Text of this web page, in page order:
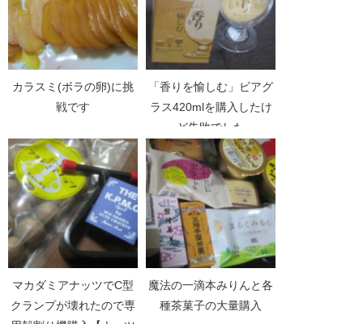
カラスミ(ボラの卵)に挑
戦です
「香りを愉しむ」ビアグ
ラス420mlを購入したけ
ど失敗でした
マカダミアナッツでC型
クランプが壊れたので専
魔法の一滴本みりんと各
種茶菓子の大量購入